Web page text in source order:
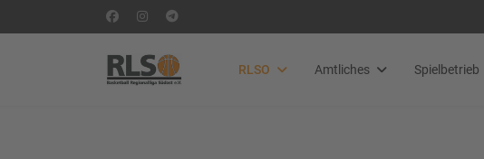
RLSO Amtliches Spielbetrieb